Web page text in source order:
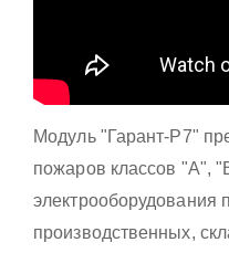
Модуль "Гарант-Р7"
пожаров классов "А",
электрооборудования
производственных,